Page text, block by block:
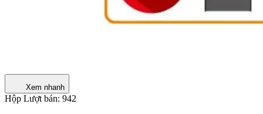
Xem nhanh
Hộp Lượt bán: 942